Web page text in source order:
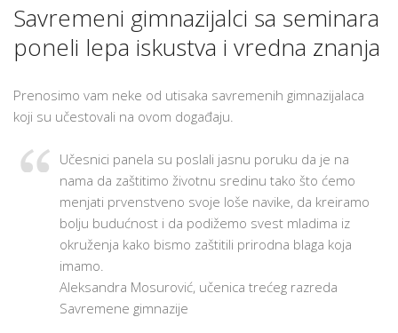
Savremeni gimnazijalci sa seminara
poneli lepa iskustva i vredna znanja
Prenosimo vam neke od utisaka savremenih gimnazijalaca
koji su učestovali na ovom događaju.
Učesnici panela su poslali jasnu poruku da je na
nama da zaštitimo životnu sredinu tako što ćemo
menjati prvenstveno svoje loše navike, da kreiramo
bolju budućnost i da podižemo svest mladima iz
okruženja kako bismo zaštitili prirodna blaga koja
imamo.
Aleksandra Mosurović, učenica trećeg razreda
Savremene gimnazije